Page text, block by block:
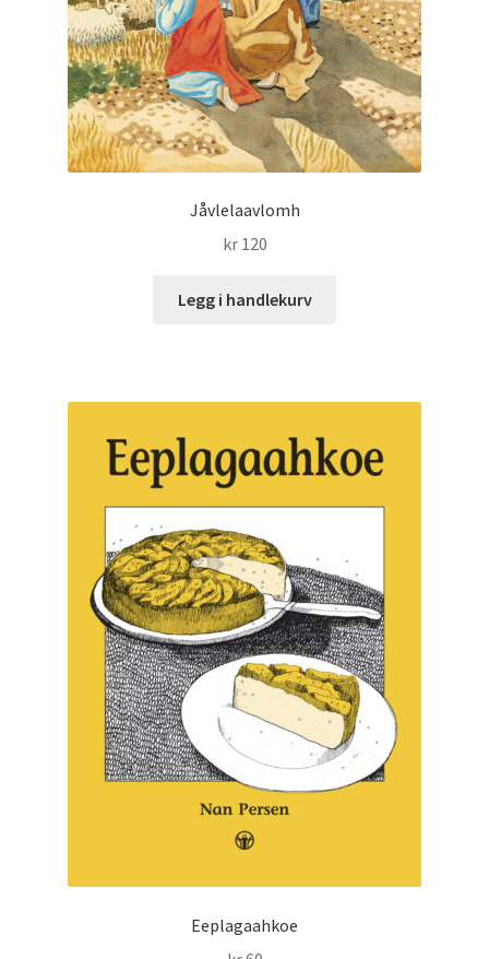
Jåvlelaavlomh
kr120
Legg i handlekurv
Eeplagaahkoe